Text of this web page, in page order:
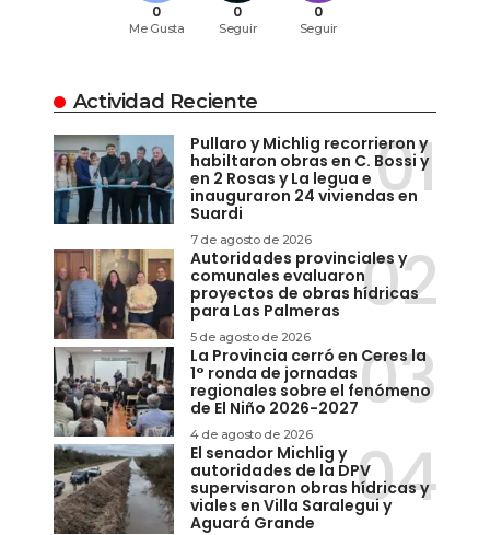
0
Me Gusta
0
Seguir
0
Seguir
Actividad Reciente
Pullaro y Michlig recorrieron y
habiltaron obras en C. Bossi y
en 2 Rosas y La legua e
inauguraron 24 viviendas en
Suardi
7 de agosto de 2026
Autoridades provinciales y
comunales evaluaron
proyectos de obras hídricas
para Las Palmeras
5 de agosto de 2026
La Provincia cerró en Ceres la
1° ronda de jornadas
regionales sobre el fenómeno
de El Niño 2026-2027
4 de agosto de 2026
El senador Michlig y
autoridades de la DPV
supervisaron obras hídricas y
viales en Villa Saralegui y
Aguará Grande